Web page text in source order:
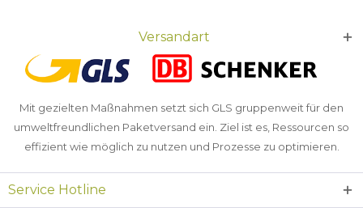
Versandart
Mit gezielten Maßnahmen setzt sich GLS gruppenweit für den
umweltfreundlichen Paketversand ein. Ziel ist es, Ressourcen so
effizient wie möglich zu nutzen und Prozesse zu optimieren.
Service Hotline